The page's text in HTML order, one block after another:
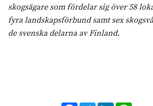
skogsägare som fördelar sig över 58
fyra landskapsförbund samt sex
de svenska delarna av Finland.